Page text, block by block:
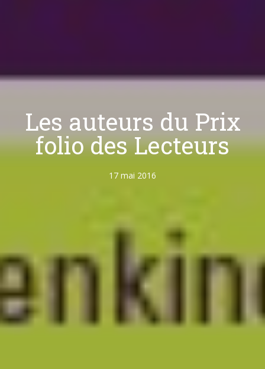
Les auteurs du Prix
folio des Lecteurs
17 mai 2016